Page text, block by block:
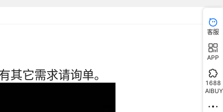
客服
APP
1688
AIBUY